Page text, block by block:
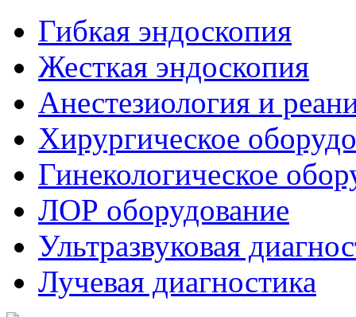
Гибкая эндоскопия
Жесткая эндоскопия
Анестезиология и
Хирургическое
Гинекологическое
ЛОР оборудование
Ультразвуковая
Лучевая диагностика